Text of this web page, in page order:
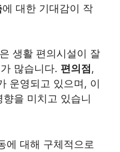
에 대한 기대감이 작
생활 편의시설이 잘
많습니다. 편의점 ,
운영되고 있으며, 이
을 미치고 있습니
에 대해 구체적으로